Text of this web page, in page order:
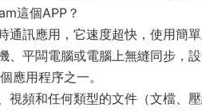
這個APP？
訊應用，它速度超快，使用簡
、平闆電腦或電腦上無縫同步，
應用程序之一。
頻和任何類型的文件（文檔、